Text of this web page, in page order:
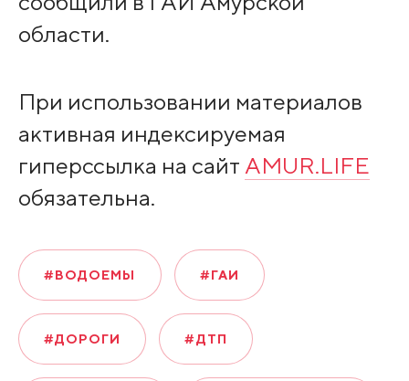
области.
При использовании материалов
активная индексируемая
гиперссылка на сайт AMUR.LIFE
обязательна.
#ВОДОЕМЫ #ГАИ
#ДОРОГИ #ДТП